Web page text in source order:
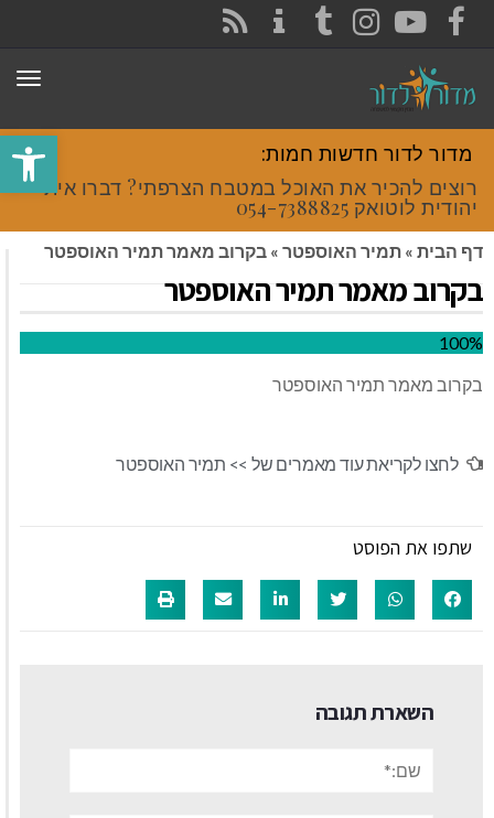
פתח
FACEBOOK
YOUTUBE
INSTAGRAM
TUMBLR
מדור לדור חדשות חמות:
רוצים להכיר את האוכל במטבח הצרפתי? דברו איתי
יהודית לוטואק 054-7388825.
דף הבית » תמיר האוספטר » בקרוב מאמר תמיר האוספטר
בקרוב מאמר תמיר האוספטר
100%
בקרוב מאמר תמיר האוספטר
לחצו לקריאת עוד מאמרים של >> תמיר האוספטר
שתפו את הפוסט
השארת תגובה